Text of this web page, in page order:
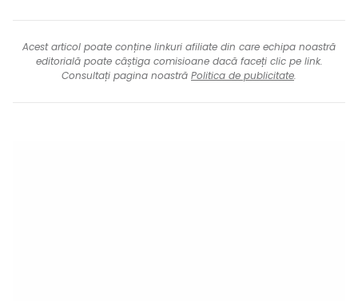
Acest articol poate conține linkuri afiliate din care echipa noastră
editorială poate câștiga comisioane dacă faceți clic pe link.
Consultați pagina noastră Politica de publicitate.